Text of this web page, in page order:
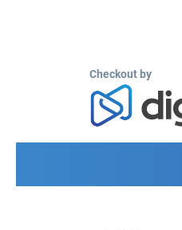
Checkout by